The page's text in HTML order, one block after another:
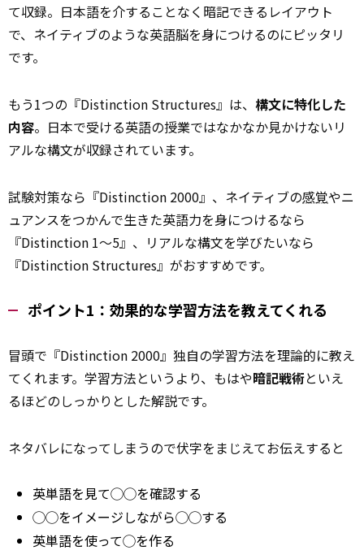
て収録。日本語を介することなく暗記できるレイアウト
で、ネイティブのような英語脳を身につけるのにピッタリ
です。
もう1つの『Distinction Structures』は、 構文に特化した
内容。日本で受ける英語の授業ではなかなか見かけないリ
アルな構文が収録されています。
試験対策なら『Distinction 2000』、ネイティブの感覚やニ
ュアンスをつかんで生きた英語力を身につけるなら
『Distinction 1〜5』、リアルな構文を学びたいなら
『Distinction Structures』がおすすめです。
ポイント1：効果的な学習方法を教えてくれる
冒頭で『Distinction 2000』独自の学習方法を理論的に教え
てくれます。学習方法というより、もはや暗記戦術といえ
るほどのしっかりとした解説です。
ネタバレになってしまうので伏字をまじえてお伝えすると
英単語を見て◯◯を確認する
◯◯をイメージしながら◯◯する
英単語を使って◯を作る